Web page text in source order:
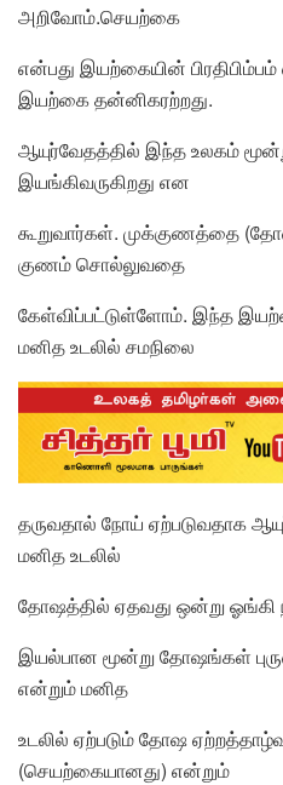
அறிவோம்.செயற்கை
என்பது இயற்கையின்
இயற்கை தன்னிகரற்றது.
ஆயுர்வேதத்தில் இந்த உலகம்
இயங்கிவருகிறது என
கூறுவார்கள். முக்குணத்தை
குணம் சொல்லுவதை
கேள்விப்பட்டுள்ளோம். இந்த
மனித உடலில் சமநிலை
தருவதால் நோய் ஏற்படுவதாக
மனித உடலில்
தோஷத்தில் ஏதவது ஒன்று ஓங்கி
இயல்பான மூன்று தோஷங்கள்
என்றும் மனித
உடலில் ஏற்படும் தோஷ
(செயற்கையானது) என்றும்